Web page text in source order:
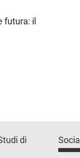
futura: il
di
Social